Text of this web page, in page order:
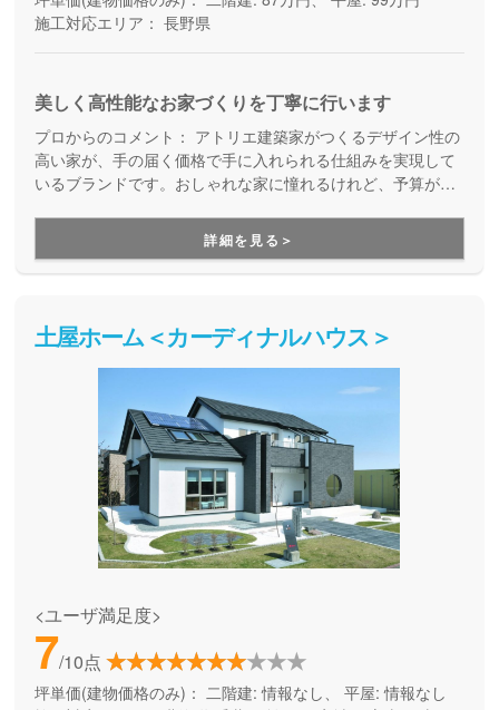
施工対応エリア： 長野県
美しく高性能なお家づくりを丁寧に行います
プロからのコメント： アトリエ建築家がつくるデザイン性の
高い家が、手の届く価格で手に入れられる仕組みを実現して
いるブランドです。おしゃれな家に憧れるけれど、予算が足
トを抑えつつ、デザイン性も機能性も両立した住まいを持ち
詳細を見る＞
土屋ホーム＜カーディナルハウス＞
<ユーザ満足度>
7/10点
坪単価(建物価格のみ)： 二階建: 情報なし、 平屋: 情報なし